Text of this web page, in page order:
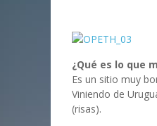
¿Qué es lo que
Es un sitio muy
Viniendo de
(risas).